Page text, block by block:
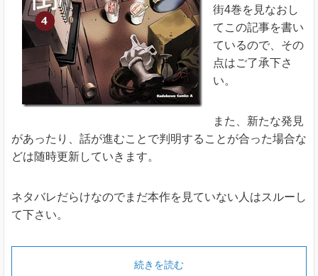
街4巻を見なおし
てこの記事を書い
ているので、その
点はご了承下さ
い。
また、新たな発見
があったり、話が進むことで判明することが合った場合な
どは随時更新していきます。
ネタバレだらけなのでまだ本作を見ていない人はスルーし
て下さい。
続きを読む